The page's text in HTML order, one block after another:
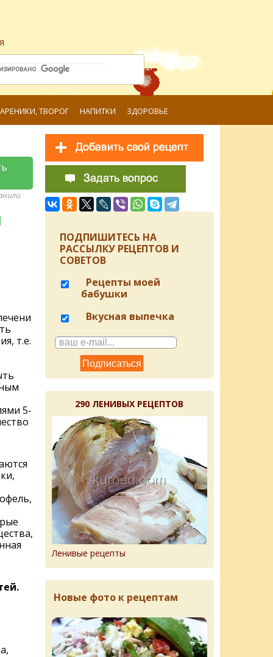
ТВОРОГ НАПИТКИ ЗДОРОВЬЕ
т.е.
5-
ПОДПИШИТЕСЬ НА
РАССЫЛКУ РЕЦЕПТОВ И
СОВЕТОВ
Рецепты моей
бабушки
Вкусная выпечка
290 ЛЕНИВЫХ РЕЦЕПТОВ
Ленивые рецепты
Новые фото к рецептам